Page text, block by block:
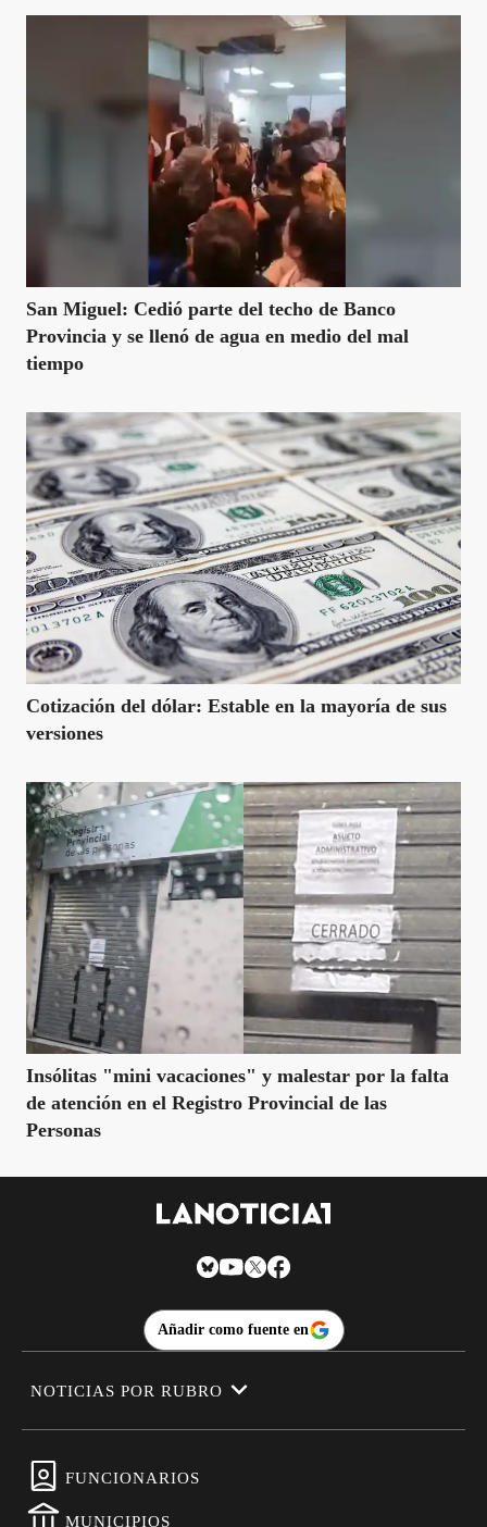
San Miguel: Cedió parte del techo de Banco
Provincia y se llenó de agua en medio del mal
tiempo
Cotización del dólar: Estable en la mayoría de sus
versiones
Insólitas "mini vacaciones" y malestar por la falta
de atención en el Registro Provincial de las
Personas
Añadir como fuente en
FUNCIONARIOS
MUNICIPIOS
NOTICIAS POR RUBRO